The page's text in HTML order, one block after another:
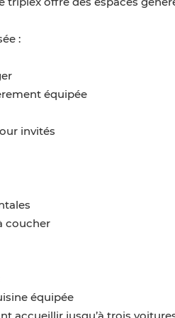
:
équipée
invités
coucher
équipée